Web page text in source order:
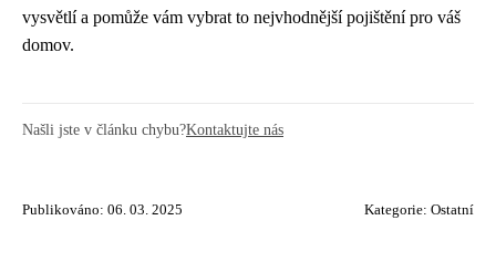
vysvětlí a pomůže vám vybrat to nejvhodnější pojištění pro váš
domov.
Našli jste v článku chybu?Kontaktujte nás
Publikováno: 06. 03. 2025 Kategorie: Ostatní